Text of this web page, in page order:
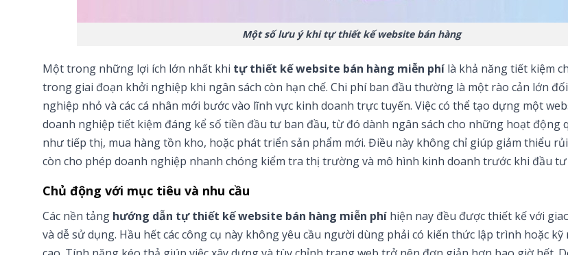
Một số lưu ý khi tự thiết kế website bán hàng
Một trong những lợi ích lớn nhất khi tự thiết kế website bán hàng miễn phí là khả năng tiết kiệm
trong giai đoạn khởi nghiệp khi ngân sách còn hạn chế. Chi phí ban đầu thường là một rào cản lớn
nghiệp nhỏ và các cá nhân mới bước vào lĩnh vực kinh doanh trực tuyến. Việc có thể tạo dựng một
doanh nghiệp tiết kiệm đáng kể số tiền đầu tư ban đầu, từ đó dành ngân sách cho những hoạt động
như tiếp thị, mua hàng tồn kho, hoặc phát triển sản phẩm mới. Điều này không chỉ giúp giảm thiểu
còn cho phép doanh nghiệp nhanh chóng kiểm tra thị trường và mô hình kinh doanh trước khi đầu tư
Chủ động với mục tiêu và nhu cầu
Các nền tảng hướng dẫn tự thiết kế website bán hàng miễn phí hiện nay đều được thiết kế với
và dễ sử dụng. Hầu hết các công cụ này không yêu cầu người dùng phải có kiến thức lập trình hoặc